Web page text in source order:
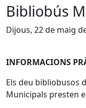
Bibliobús
Dijous, 22 de maig
INFORMACIONS
Els deu bibliobusos
Municipals presten